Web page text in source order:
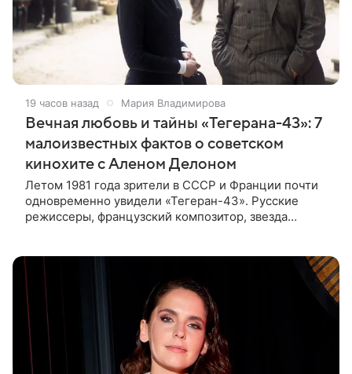
19 часов назад Мария Владимирова
Вечная любовь и тайны «Тегерана-43»: 7
малоизвестных фактов о советском
кинохите с Аленом Делоном
Летом 1981 года зрители в СССР и Франции почти
одновременно увидели «Тегеран-43». Русские
режиссеры, французский композитор, звезда